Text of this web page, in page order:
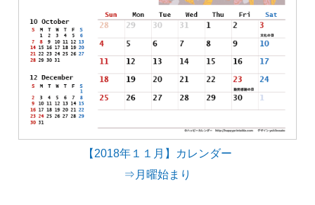
【2018年１１月】カレンダー
⇒月曜始まり